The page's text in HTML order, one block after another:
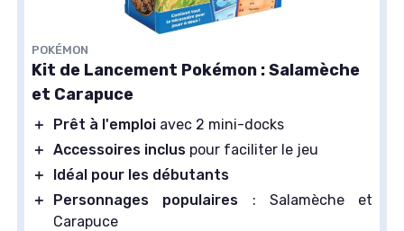
POKÉMON
Kit de Lancement Pokémon : Salamèche
et Carapuce
＋ Prêt à l'emploi avec 2 mini-docks
＋ Accessoires inclus pour faciliter le jeu
＋
Idéal pour les débutants
＋
Personnages populaires : Salamèche et
Carapuce